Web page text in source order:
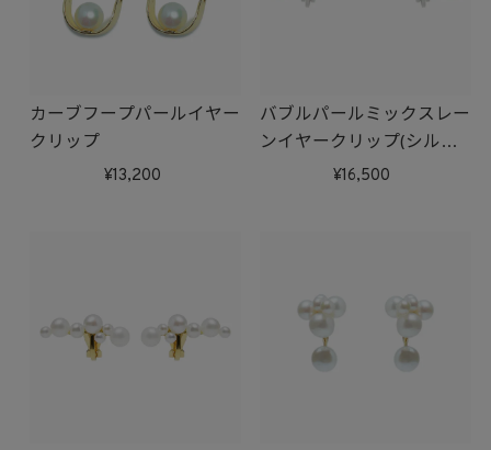
カーブフープパールイヤー
クリップ
13,200
バブルパールミックスレー
ンイヤークリップ(シルバ
16,500